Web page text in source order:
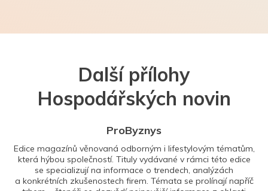
Další přílohy
Hospodářských novin
ProByznys
Edice magazínů věnovaná odborným i lifestylovým tématům,
která hýbou společností. Tituly vydávané v rámci této edice
se specializují na informace o trendech, analýzách
a konkrétních zkušenostech firem. Témata se prolínají napříč